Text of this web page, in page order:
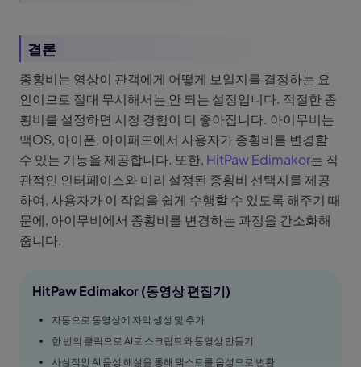
결론
종횡비는 영상이 관객에게 어떻게 보일지를 결정하는 요
인이므로 절대 무시해서는 안 되는 설정입니다. 적절한 종
횡비를 설정하면 시청 경험이 더 좋아집니다. 아이무비는
맥OS, 아이폰, 아이패드에서 사용자가 종횡비를 변경할
수 있는 기능을 제공합니다. 또한, HitPaw Edimakor는 직
관적인 인터페이스와 미리 설정된 종횡비 선택지를 제공
하여, 사용자가 이 작업을 쉽게 수행할 수 있도록 해주기 때
문에, 아이무비에서 종횡비를 변경하는 과정을 간소화해
줍니다.
HitPaw Edimakor (동영상 편집기)
자동으로 동영상에 자막 생성 및 추가
한 번의 클릭으로 AI로 스크립트와 동영상 만들기
사실적인 AI 음성 해설을 통해 텍스트를 음성으로 변환